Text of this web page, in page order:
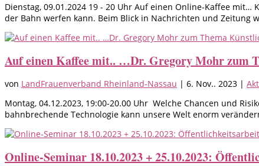
Dienstag, 09.01.2024 19 - 20 Uhr Auf einen Online-Kaffee
der Bahn werfen kann. Beim Blick in Nachrichten und Zeitung
Auf einen Kaffee mit.. …Dr. Gregory Mohr zum
von LandFrauenverband Rheinland-Nassau | 6. Nov.. 2023 |
Montag, 04.12.2023, 19:00-20.00 Uhr Welche Chancen und
bahnbrechende Technologie kann unsere Welt enorm
Online-Seminar 18.10.2023 + 25.10.2023: